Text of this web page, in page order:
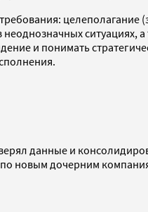
целеполагание
и понимать
данные и
новым дочерним